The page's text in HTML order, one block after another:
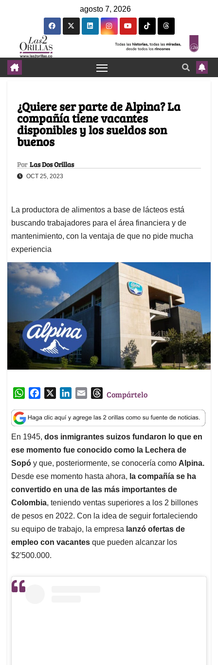
agosto 7, 2026
¿Quiere ser parte de Alpina? La
compañía tiene vacantes
disponibles y los sueldos son
buenos
Por Las Dos Orillas
OCT 25, 2023
La productora de alimentos a base de lácteos está
buscando trabajadores para el área financiera y de
mantenimiento, con la ventaja de que no pide mucha
experiencia
W
a
t
s
A
p
p
c
e
b
o
o
k
n
k
e
d
I
n
a
i
l
T
r
e
a
d
s
Compártelo
En 1945, dos inmigrantes suizos fundaron lo que en
ese momento fue conocido como la Lechera de
Sopó y que, posteriormente, se conocería como Alpina.
Desde ese momento hasta ahora, la compañía se ha
convertido en una de las más importantes de
Colombia, teniendo ventas superiores a los 2 billones
de pesos en 2022. Con la idea de seguir fortaleciendo
su equipo de trabajo, la empresa lanzó ofertas de
empleo con vacantes que pueden alcanzar los
$2'500.000.